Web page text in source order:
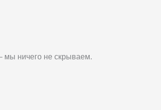
мы ничего не скрываем.